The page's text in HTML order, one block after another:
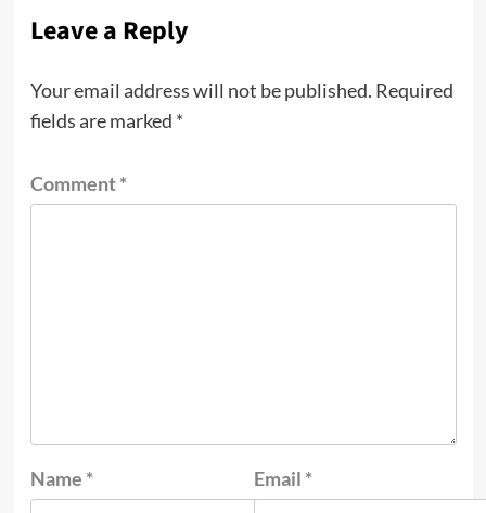
Leave a Reply
Your email address will not be published. Required
fields are marked *
Comment*
Name * Email *